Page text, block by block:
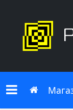
МенюГлавная